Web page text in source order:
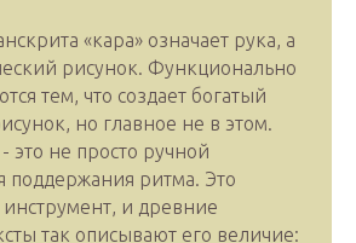
«кара» означает рука, а
рисунок. Функционально
тем, что создает богатый
но главное не в этом.
это не просто ручной
поддержания ритма. Это
и древние
так описывают его величие: